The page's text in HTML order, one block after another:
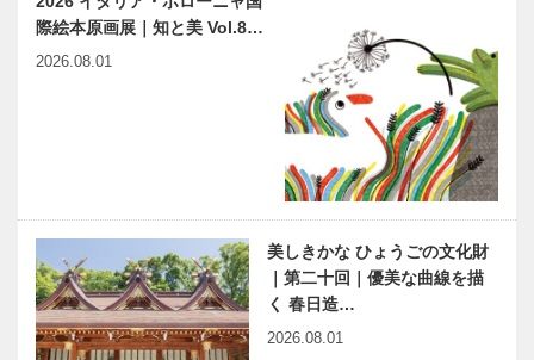
際絵本原画展｜知と美 Vol.8…
2026.08.01
美しきかな ひょうごの文化財
｜第二十回｜優美な曲線を描
く 春日造…
2026.08.01